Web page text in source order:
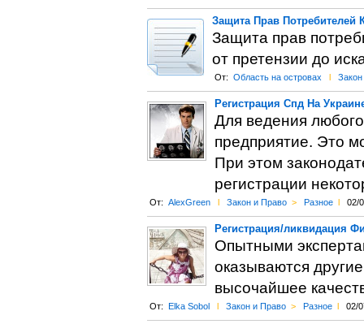
Защита Прав Потребителей
Защита прав
от претензии до
От: Область на островах l
Регистрация Спд На
Для ведения
предприятие. Это
При этом
регистрации
От: AlexGreen l Закон и Право > Разное l 02/
Регистрация/ликвидация
Опытными
оказываются
высочайшее
От: Elka Sobol l Закон и Право > Разное l 02/